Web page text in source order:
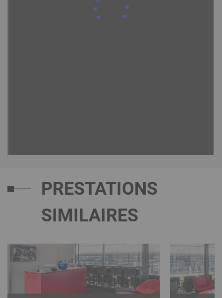
PRESTATIONS
SIMILAIRES